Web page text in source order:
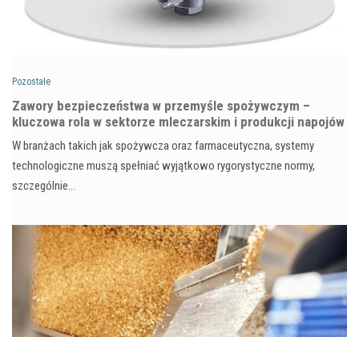
Pozostałe
Zawory bezpieczeństwa w przemyśle spożywczym –
kluczowa rola w sektorze mleczarskim i produkcji napojów
W branżach takich jak spożywcza oraz farmaceutyczna, systemy
technologiczne muszą spełniać wyjątkowo rygorystyczne normy,
szczególnie…